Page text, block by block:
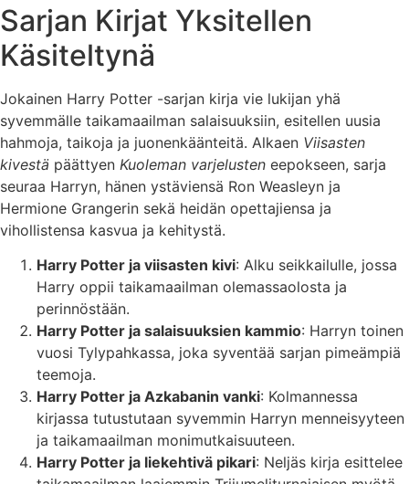
Sarjan Kirjat Yksitellen
Käsiteltynä
Jokainen Harry Potter -sarjan kirja vie lukijan yhä
syvemmälle taikamaailman salaisuuksiin, esitellen uusia
hahmoja, taikoja ja juonenkäänteitä. Alkaen Viisasten
kivestä päättyen Kuoleman varjelusten eepokseen, sarja
seuraa Harryn, hänen ystäviensä Ron Weasleyn ja
Hermione Grangerin sekä heidän opettajiensa ja
vihollistensa kasvua ja kehitystä.
Harry Potter ja viisasten kivi: Alku seikkailulle, jossa
Harry oppii taikamaailman olemassaolosta ja
perinnöstään.
Harry Potter ja salaisuuksien kammio: Harryn toinen
vuosi Tylypahkassa, joka syventää sarjan pimeämpiä
teemoja.
Harry Potter ja Azkabanin vanki: Kolmannessa
kirjassa tutustutaan syvemmin Harryn menneisyyteen
ja taikamaailman monimutkaisuuteen.
Harry Potter ja liekehtivä pikari: Neljäs kirja esittelee